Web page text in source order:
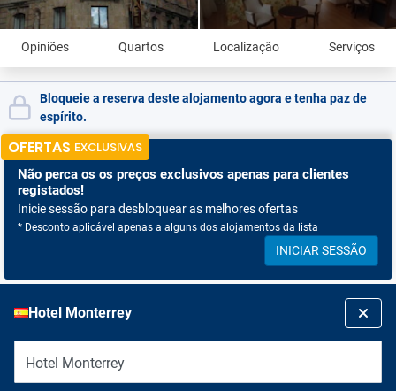
Opiniões Quartos Localização Serviços
Bloqueie a reserva deste alojamento agora e tenha paz de
espírito.
OFERTAS EXCLUSIVAS
Não perca os os preços exclusivos apenas para clientes
registados!
Inicie sessão para desbloquear as melhores ofertas
* Desconto aplicável apenas a alguns dos alojamentos da lista
INICIAR SESSÃO
Hotel Monterrey
Hotel Monterrey